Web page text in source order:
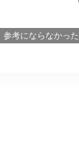
参考にならなかった